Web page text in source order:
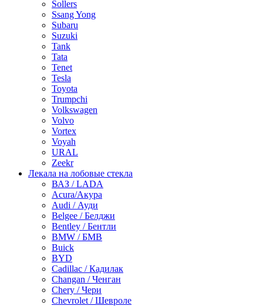
Sollers
Ssang Yong
Subaru
Suzuki
Tank
Tata
Tenet
Tesla
Toyota
Trumpchi
Volkswagen
Volvo
Vortex
Voyah
URAL
Zeekr
Лекала на лобовые стекла
ВАЗ / LADA
Acura/Акура
Audi / Ауди
Belgee / Белджи
Bentley / Бентли
BMW / БМВ
Buick
BYD
Cadillac / Кадилак
Changan / Ченган
Chery / Чери
Chevrolet / Шевроле